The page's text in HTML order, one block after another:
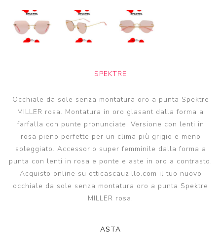
SPEKTRE
Occhiale da sole senza montatura oro a punta Spektre
MILLER rosa. Montatura in oro glasant dalla forma a
farfalla con punte pronunciate. Versione con lenti in
rosa pieno perfette per un clima più grigio e meno
soleggiato. Accessorio super femminile dalla forma a
punta con lenti in rosa e ponte e aste in oro a contrasto.
Acquisto online su otticascauzillo.com il tuo nuovo
occhiale da sole senza montatura oro a punta Spektre
MILLER rosa.
ASTA